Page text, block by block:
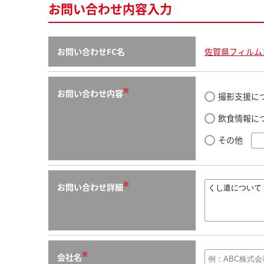
お問い合わせ内容入力
お問い合わせFC名 佐賀県フィル
お問い合わせ内容※
撮影支援に
飲食情報に
その他
お問い合わせ詳細※
会社名※